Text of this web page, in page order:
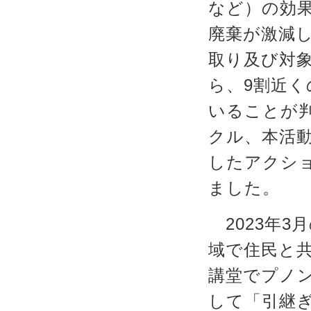
など）の効
廃棄が激減
取り及び対
ら、9割近
いることが
クル、本活
したアクシ
ました。
2023年3月
域で住民と
講堂でプノ
して「引継